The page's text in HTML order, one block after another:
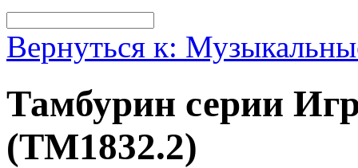
Вернуться к:
Тамбурин серии
(TM1832.2)